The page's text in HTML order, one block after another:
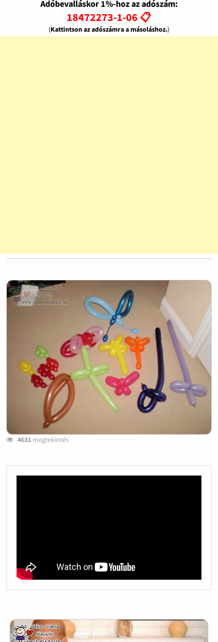
Adóbevalláskor 1%-hoz az adószám:
18472273-1-06 📋
(Kattintson az adószámra a másoláshoz.)
4631megtekintés